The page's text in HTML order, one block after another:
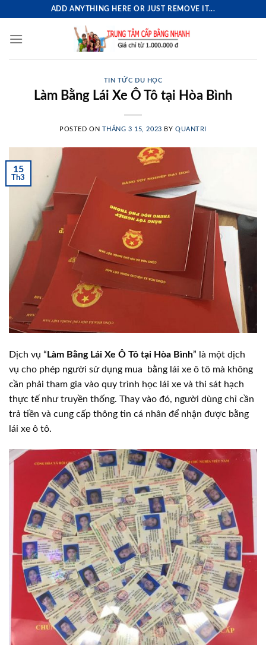
content
ADD ANYTHING HERE OR JUST REMOVE IT...
TIN TỨC DU HỌC
Làm Bằng Lái Xe Ô Tô tại Hòa Bình
POSTED ON THÁNG 3 15, 2023 BY QUANTRI
15
Th3
Dịch vụ “ Làm Bằng Lái Xe Ô Tô tại Hòa Bình” là một dịch
vụ cho phép người sử dụng mua bằng lái xe ô tô mà không
cần phải tham gia vào quy trình học lái xe và thi sát hạch
thực tế như truyền thống. Thay vào đó, người dùng chỉ cần
trả tiền và cung cấp thông tin cá nhân để nhận được bằng
lái xe ô tô.